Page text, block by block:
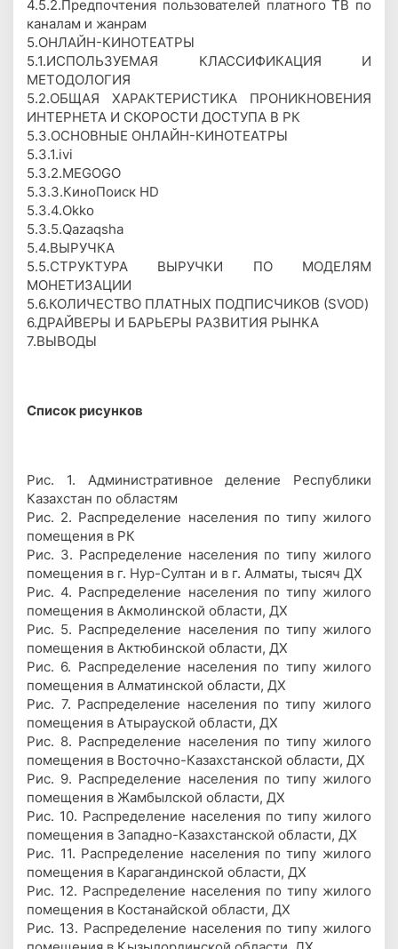
4.5.2.Предпочтения пользователей платного ТВ по
каналам и жанрам
5.ОНЛАЙН-КИНОТЕАТРЫ
5.1.ИСПОЛЬЗУЕМАЯ КЛАССИФИКАЦИЯ И
МЕТОДОЛОГИЯ
5.2.ОБЩАЯ ХАРАКТЕРИСТИКА ПРОНИКНОВЕНИЯ
ИНТЕРНЕТА И СКОРОСТИ ДОСТУПА В РК
5.3.ОСНОВНЫЕ ОНЛАЙН-КИНОТЕАТРЫ
5.3.1.ivi
5.3.2.MEGOGO
5.3.3.КиноПоиск HD
5.3.4.Okko
5.3.5.Qazaqsha
5.4.ВЫРУЧКА
5.5.СТРУКТУРА ВЫРУЧКИ ПО МОДЕЛЯМ
МОНЕТИЗАЦИИ
5.6.КОЛИЧЕСТВО ПЛАТНЫХ ПОДПИСЧИКОВ (SVOD)
6.ДРАЙВЕРЫ И БАРЬЕРЫ РАЗВИТИЯ РЫНКА
7.ВЫВОДЫ
Список рисунков
Рис. 1. Административное деление Республики
Казахстан по областям
Рис. 2. Распределение населения по типу жилого
помещения в РК
Рис. 3. Распределение населения по типу жилого
помещения в г. Нур-Султан и в г. Алматы, тысяч ДХ
Рис. 4. Распределение населения по типу жилого
помещения в Акмолинской области, ДХ
Рис. 5. Распределение населения по типу жилого
помещения в Актюбинской области, ДХ
Рис. 6. Распределение населения по типу жилого
помещения в Алматинской области, ДХ
Рис. 7. Распределение населения по типу жилого
помещения в Атырауской области, ДХ
Рис. 8. Распределение населения по типу жилого
помещения в Восточно-Казахстанской области, ДХ
Рис. 9. Распределение населения по типу жилого
помещения в Жамбылской области, ДХ
Рис. 10. Распределение населения по типу жилого
помещения в Западно-Казахстанской области, ДХ
Рис. 11. Распределение населения по типу жилого
помещения в Карагандинской области, ДХ
Рис. 12. Распределение населения по типу жилого
помещения в Костанайской области, ДХ
Рис. 13. Распределение населения по типу жилого